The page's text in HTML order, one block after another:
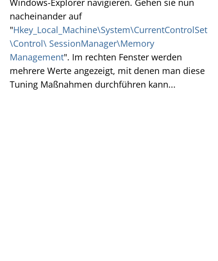
Windows-Explorer navigieren. Gehen sie nun
nacheinander auf
"Hkey_Local_Machine\System\CurrentControlSet
\Control\ SessionManager\Memory
Management". Im rechten Fenster werden
mehrere Werte angezeigt, mit denen man diese
Tuning Maßnahmen durchführen kann...